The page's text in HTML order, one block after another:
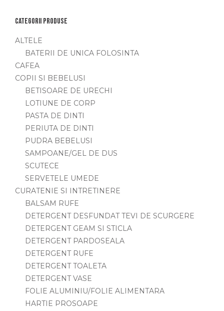
Categorii produse
ALTELE
BATERII DE UNICA FOLOSINTA
CAFEA
COPII SI BEBELUSI
BETISOARE DE URECHI
LOTIUNE DE CORP
PASTA DE DINTI
PERIUTA DE DINTI
PUDRA BEBELUSI
SAMPOANE/GEL DE DUS
SCUTECE
SERVETELE UMEDE
CURATENIE SI INTRETINERE
BALSAM RUFE
DETERGENT DESFUNDAT TEVI DE SCURGERE
DETERGENT GEAM SI STICLA
DETERGENT PARDOSEALA
DETERGENT RUFE
DETERGENT TOALETA
DETERGENT VASE
FOLIE ALUMINIU/FOLIE ALIMENTARA
HARTIE PROSOAPE